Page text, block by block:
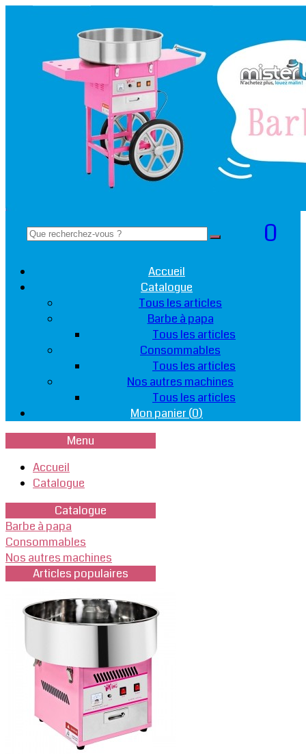
0
Accueil
Catalogue
Tous les articles
Barbe à papa
Tous les articles
Consommables
Tous les articles
Nos autres machines
Tous les articles
Mon panier (0)
Menu
Accueil
Catalogue
Catalogue
Barbe à papa
Consommables
Nos autres machines
Articles populaires